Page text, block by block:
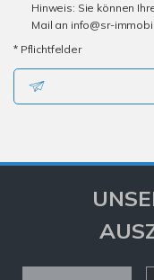
Hinweis: Sie können
Mail an info@sr-
* Pflichtfelder